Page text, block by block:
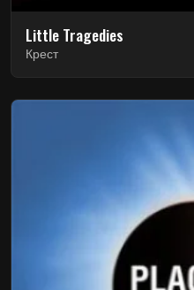
Little Tragedies
Крест